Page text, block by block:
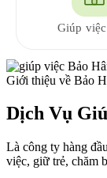
Giúp
Giới thiệu về Bảo
Dịch Vụ
Là công ty hàng
việc, giữ trẻ, chăm